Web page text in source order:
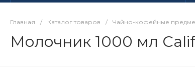
Главная / Каталог товаров / Чайно-кофейные
Молочник 1000 мл